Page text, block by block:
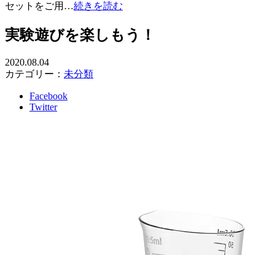
セットをご用…続きを読む
実験遊びを楽しもう！
2020.08.04
カテゴリー： 未分類
Facebook
Twitter